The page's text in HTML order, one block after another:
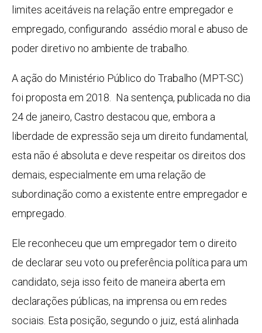
limites aceitáveis na relação entre empregador e
empregado, configurando assédio moral e abuso de
poder diretivo no ambiente de trabalho.
A ação do Ministério Público do Trabalho (MPT-SC)
foi proposta em 2018. Na sentença, publicada no dia
24 de janeiro, Castro destacou que, embora a
liberdade de expressão seja um direito fundamental,
esta não é absoluta e deve respeitar os direitos dos
demais, especialmente em uma relação de
subordinação como a existente entre empregador e
empregado.
Ele reconheceu que um empregador tem o direito
de declarar seu voto ou preferência política para um
candidato, seja isso feito de maneira aberta em
declarações públicas, na imprensa ou em redes
sociais. Esta posição, segundo o juiz, está alinhada